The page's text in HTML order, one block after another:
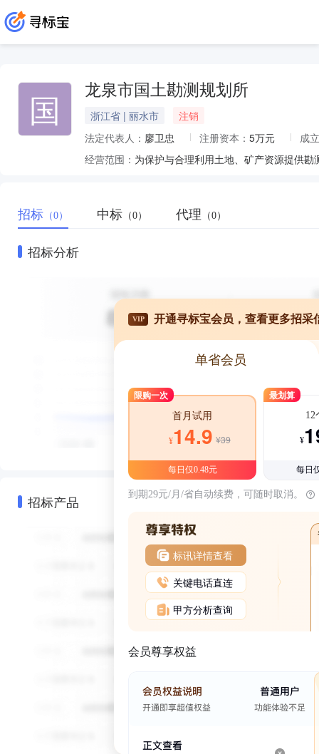
国 龙泉市国土勘测规划所
浙江省 | 丽水市
注销
法定代表人： 廖卫忠 注册资本： 5万元
成
经营范围：
招标 （0） 中标 （0） 代理 （0）
招标分析
招标产品
VIP 开通寻标宝会员，查看更多招采
单省会员
限购一次
首月试用
¥14.9 ¥39
每日仅0.48元
最划算
12
¥
每日
到期29元/月/省自动续费，可随时取消。
标讯详情查看
关键电话直连
甲方分析查询
会员尊享权益